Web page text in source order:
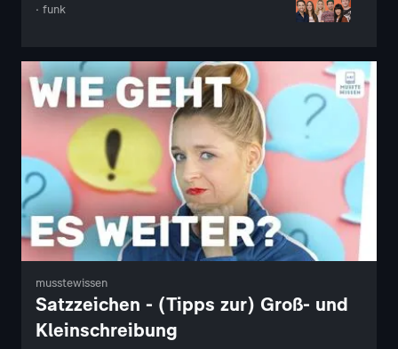
· funk
musstewissen
Satzzeichen - (Tipps zur) Groß- und
Kleinschreibung